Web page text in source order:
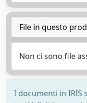
File in questo
Non ci sono file
I documenti in